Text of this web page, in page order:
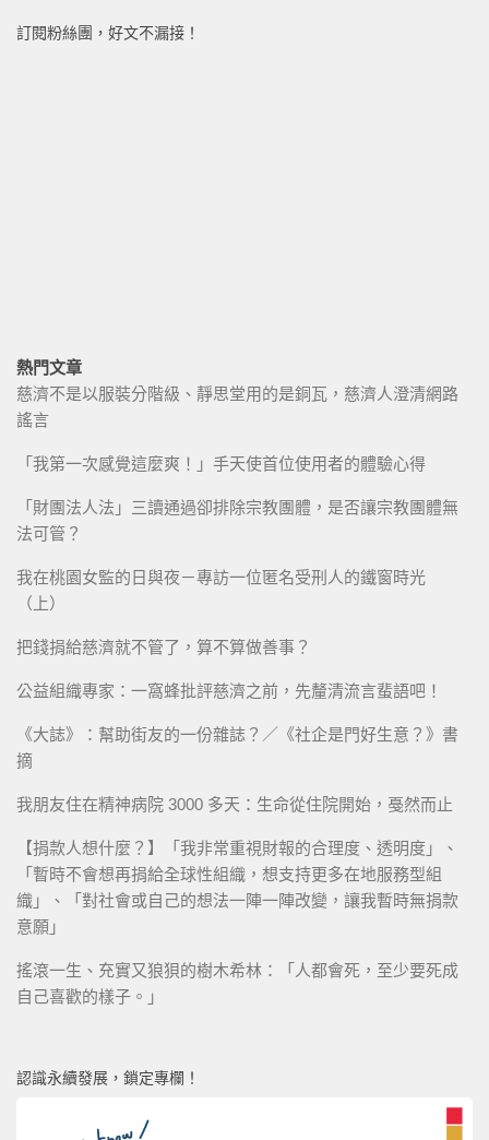
訂閱粉絲團，好文不漏接！
熱門文章
慈濟不是以服裝分階級、靜思堂用的是銅瓦，慈濟人澄清網路
謠言
「我第一次感覺這麼爽！」手天使首位使用者的體驗心得
「財團法人法」三讀通過卻排除宗教團體，是否讓宗教團體無
法可管？
我在桃園女監的日與夜－專訪一位匿名受刑人的鐵窗時光
（上）
把錢捐給慈濟就不管了，算不算做善事？
公益組織專家：一窩蜂批評慈濟之前，先釐清流言蜚語吧！
《大誌》：幫助街友的一份雜誌？／《社企是門好生意？》書
摘
我朋友住在精神病院 3000 多天：生命從住院開始，戞然而止
【捐款人想什麼？】「我非常重視財報的合理度、透明度」、
「暫時不會想再捐給全球性組織，想支持更多在地服務型組
織」、「對社會或自己的想法一陣一陣改變，讓我暫時無捐款
意願」
搖滾一生、充實又狼狽的樹木希林：「人都會死，至少要死成
自己喜歡的樣子。」
認識永續發展，鎖定專欄！